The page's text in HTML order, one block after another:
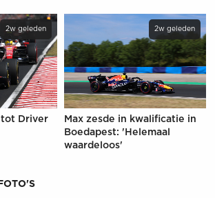
2w geleden
tot Driver
2w geleden
Max zesde in kwalificatie in
Boedapest: 'Helemaal
waardeloos'